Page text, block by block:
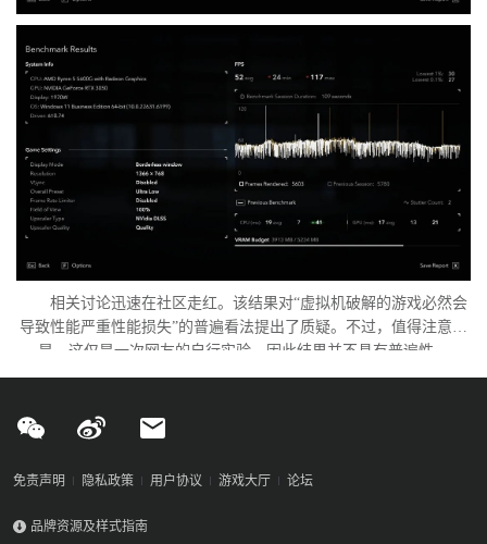
相关讨论迅速在社区走红。该结果对“虚拟机破解的游戏必然会
导致性能严重性能损失”的普遍看法提出了质疑。不过，值得注意的
是，这仅是一次网友的自行实验，因此结果并不具有普遍性。
免责声明 隐私政策 用户协议 游戏大厅 论坛
品牌资源及样式指南